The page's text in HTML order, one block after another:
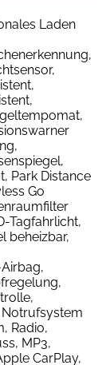
Laden
Park Distance
Go
Tagfahrlicht,
beheizbar,
Radio,
MP3,
CarPlay,